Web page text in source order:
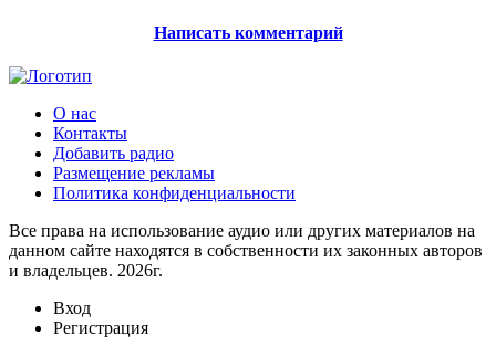
Написать комментарий
О нас
Контакты
Добавить радио
Размещение рекламы
Политика конфиденциальности
Все права на использование аудио или других материалов на
данном сайте находятся в собственности их законных авторов
и владельцев. 2026г.
Вход
Регистрация